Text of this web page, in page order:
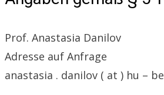
Prof. Anastasia Danilov
Adresse auf Anfrage
anastasia . danilov ( at ) hu –